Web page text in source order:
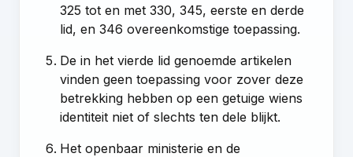
325 tot en met 330,345, eerste en derde
lid, en346 overeenkomstige toepassing.
De in het vierde lid genoemde artikelen
vinden geen toepassing voor zover deze
betrekking hebben op een getuige wiens
identiteit niet of slechts ten dele blijkt.
Het openbaar ministerie en de